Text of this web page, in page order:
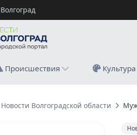
Происшествия Культура
Новости Волгоградской области